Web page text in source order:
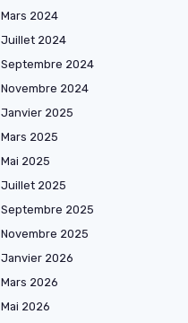
Mars 2024
Juillet 2024
Septembre 2024
Novembre 2024
Janvier 2025
Mars 2025
Mai 2025
Juillet 2025
Septembre 2025
Novembre 2025
Janvier 2026
Mars 2026
Mai 2026